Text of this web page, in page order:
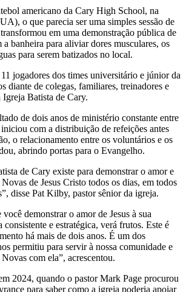
americano da Cary High School, na
o que parecia ser uma simples sessão de
em uma demonstração pública de
a banheira para aliviar dores musculares, os
para serem batizados no local.
jogadores dos times universitário e júnior da
diante de colegas, familiares, treinadores e
Batista de Cary.
de dois anos de ministério constante entre
com a distribuição de refeições antes
o relacionamento entre os voluntários e os
abrindo portas para o Evangelho.
de Cary existe para demonstrar o amor e
de Jesus Cristo todos os dias, em todos
disse Pat Kilby, pastor sênior da igreja.
demonstrar o amor de Jesus à sua
e estratégica, verá frutos. Este é
há mais de dois anos. É um dos
permitiu para servir à nossa comunidade e
com ela”, acrescentou.
2024, quando o pastor Mark Page procurou
para saber como a igreja poderia apoiar